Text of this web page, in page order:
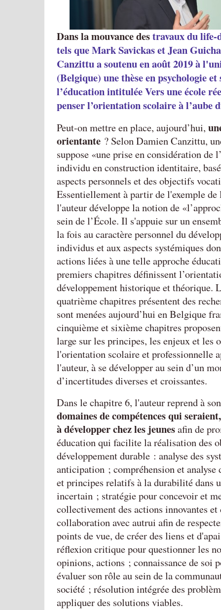
Dans la mouvance destravaux du life-
tels que Mark Savickas et Jean
Canzittu a soutenu en août 2019 à
(Belgique) une thèse en psychologie et
l’éducation intitulée Vers une école
penser l’orientation scolaire à l’aube
Peut-on mettre en place, aujourd’hui,
orientante ? Selon Damien Canzittu,
suppose une prise en considération de
individu en construction identitaire,
aspects personnels et des objectifs
Essentiellement à partir de l'exemple de
l'auteur développe la notion de
sein de l’École. Il s'appuie sur un
la fois au caractère personnel du
individus et aux aspects systémiques
actions liées à une telle approche
premiers chapitres définissent
développement historique et théorique.
quatrième chapitres présentent des
sont menées aujourd’hui en Belgique
cinquième et sixième chapitres
large sur les principes, les enjeux et les
l'orientation scolaire et professionnelle
l'auteur, à se développer au sein d’un
d’incertitudes diverses et croissantes.
Dans le chapitre 6, l'auteur reprend à
domaines de compétences qui
à développer chez les jeunesafin de
éducation qui facilite la réalisation des
développement durable : analyse des
anticipation ; compréhension et analyse
et principes relatifs à la durabilité dans
incertain ; stratégie pour concevoir et
collectivement des actions innovantes
collaboration avec autrui afin de
points de vue, de créer des liens et
réflexion critique pour questionner les
opinions, actions ; connaissance de soi
évaluer son rôle au sein de la
société ; résolution intégrée des
appliquer des solutions viables.